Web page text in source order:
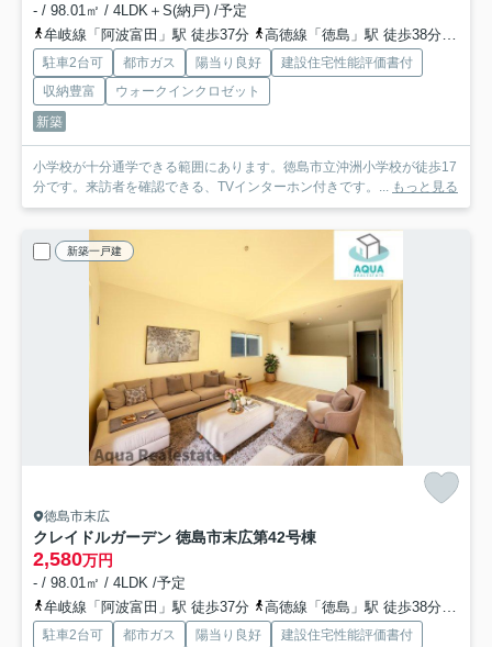
- / 98.01㎡ / 4LDK＋S(納戸) /予定
牟岐線「阿波富田」駅 徒歩37分
高徳線「徳島」駅 徒歩38分
駐車2台可 都市ガス 陽当り良好
建設住宅性能評価書付
収納豊富
ウォークインクロゼット
新築
小学校が十分通学できる範囲にあります。徳島市立沖洲小学校が徒歩17
分です。来訪者を確認できる、TVインターホン付きです。... もっと見る
新築一戸建
徳島市末広
クレイドルガーデン 徳島市末広第42号棟
2,580万円
- / 98.01㎡ / 4LDK /予定
牟岐線「阿波富田」駅 徒歩37分
高徳線「徳島」駅 徒歩38分
駐車2台可 都市ガス 陽当り良好
建設住宅性能評価書付